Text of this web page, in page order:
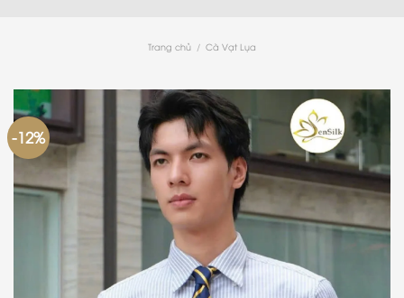
Trang chủ / Cà Vạt Lụa
-12%